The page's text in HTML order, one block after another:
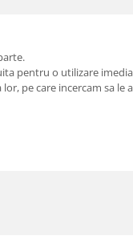
pentru o utilizare
pe care incercam sa le